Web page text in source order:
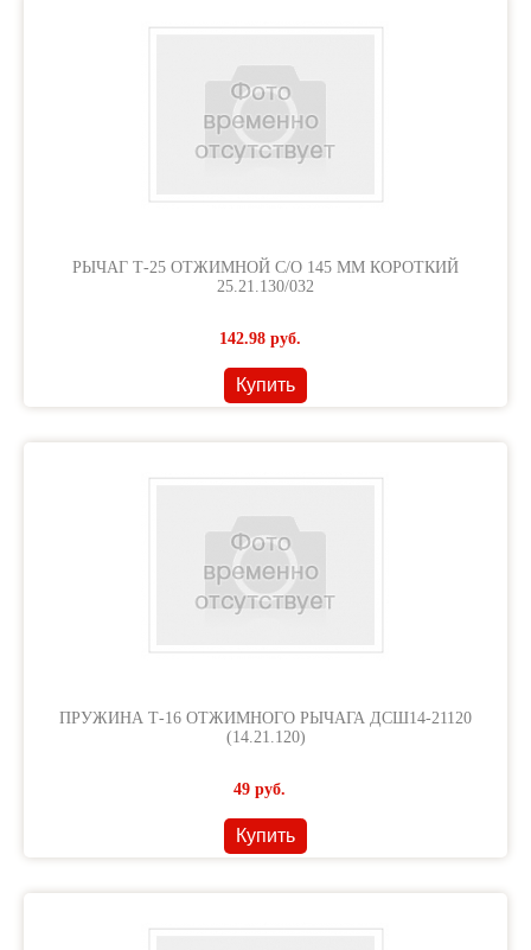
РЫЧАГ Т-25 ОТЖИМНОЙ С/О 145 ММ КОРОТКИЙ
25.21.130/032
142.98 руб.
Купить
ПРУЖИНА Т-16 ОТЖИМНОГО РЫЧАГА ДСШ14-21120
(14.21.120)
49 руб.
Купить